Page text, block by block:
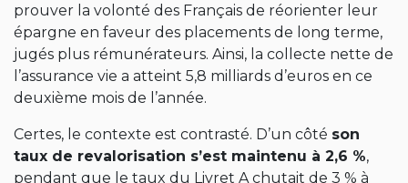
prouver la volonté des Français de réorienter leur
épargne en faveur des placements de long terme,
jugés plus rémunérateurs. Ainsi, la collecte nette de
l’assurance vie a atteint 5,8 milliards d’euros en ce
deuxième mois de l’année.
Certes, le contexte est contrasté. D’un côté son
taux de revalorisation s’est maintenu à 2,6 %,
pendant que le taux du Livret A chutait de 3 % à